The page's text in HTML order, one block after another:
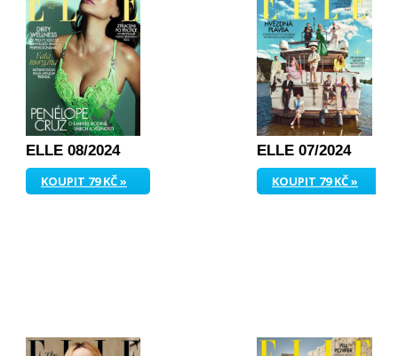
ELLE 08/2024
KOUPIT 79 KČ »
ELLE 07/2024
KOUPIT 79 KČ »